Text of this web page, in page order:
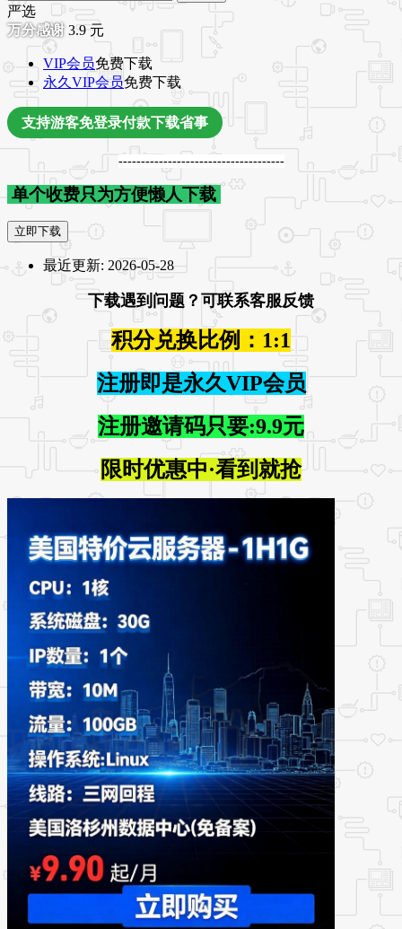
严选
3.9元
VIP会员免费下载
永久VIP会员免费下载
支持游客免登录付款下载省事
-------------------------------------
单个收费只为方便懒人下载
立即下载
最近更新: 2026-05-28
下载遇到问题？可联系客服反馈
积分兑换比例：1:1
注册即是永久VIP会员
注册邀请码只要:9.9元
限时优惠中·看到就抢